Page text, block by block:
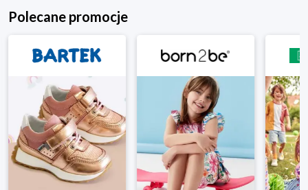
Polecane promocje